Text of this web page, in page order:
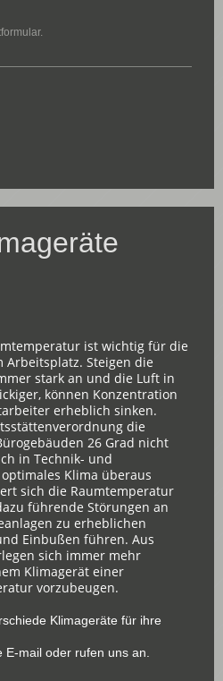
ist wichtig für die
Arbeitsplatz. Steigen die
stark an und die Luft in
können Konzentration
erheblich sinken.
die
26 Grad nicht
in Technik- und
Klima überaus
sich die Raumtemperatur
führende Störungen an
zu erheblichen
Einbußen führen. Aus
sich immer mehr
Klimagerät einer
vorzubeugen.
Klimageräte für ihre
E-mail oder rufen uns an.